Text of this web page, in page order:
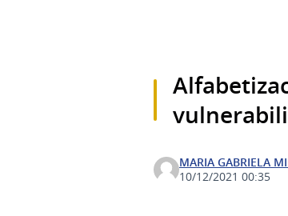
MARIA GABRIELA
10/12/2021 00:35